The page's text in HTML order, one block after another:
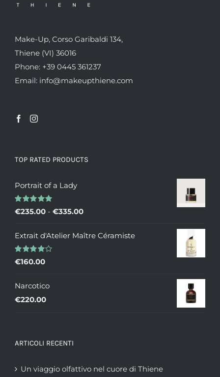
Make-Up, Corso Garibaldi 134,
Thiene (VI) 36016
Phone: +39 0445 361237
Email: info@makeupthiene.com
TOP RATED PRODUCTS
Portrait of a Lady
Valutato
€235.00 - €335.00Fascia
prezzo:
Extrait d'Atelier Maître Céramiste
Valutato
€160.00
Narcotico
€220.00
ARTICOLI RECENTI
Un viaggio olfattivo nel cuore di Thiene